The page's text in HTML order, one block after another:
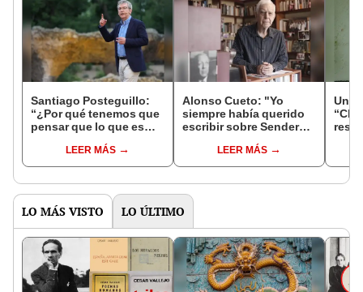
Santiago Posteguillo:
“¿Por qué tenemos que
pensar que lo que es
popular nunca va a ser
parte del canon
LEER MÁS
Alonso Cueto: "Yo
siempre había querido
escribir sobre Sendero y
LEER MÁS
Una
LO MÁS VISTO LO ÚLTIMO